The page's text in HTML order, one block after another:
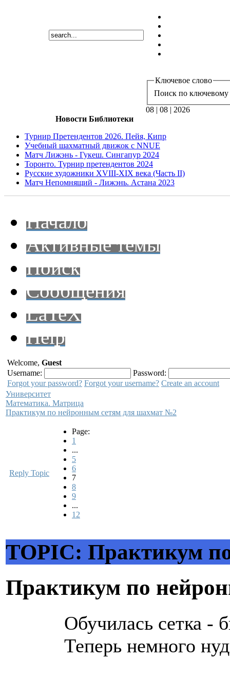
Ключевое слово
Поиск по ключевому
08 | 08 | 2026
Новости Библиотеки
Турнир Претендентов 2026. Пейя, Кипр
Учебный шахматный движок с NNUE
Матч Лижэнь - Гукеш. Сингапур 2024
Торонто. Турнир претендентов 2024
Русские художники XVIII-XIX века (Часть II)
Матч Непомнящий - Лижэнь. Астана 2023
Начало
Активные темы
Поиск
Сообщения
LaTeX
Help
Welcome, Guest
Username:
Password:
Forgot your password? Forgot your username? Create an account
Университет
Математика. Матрица
Практикум по нейронным сетям для шахмат №2
Reply Topic
Page:
1
...
5
6
7
8
9
...
12
TOPIC: Практикум
Практикум по
Обучилась сетка -
Теперь немного